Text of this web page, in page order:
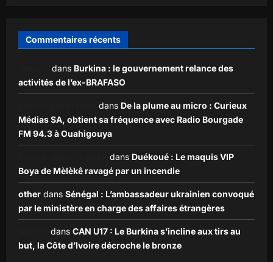
Commentaires récents
dans Burkina : le gouvernement relance des
activités de l’ex-BRAFASO
dans De la plume au micro : Curieux
Médias SA, obtient sa fréquence avec Radio Bourgade
FM 94.3 à Ouahigouya
dans Duékoué : Le maquis VIP
Boya de Mèlèkê ravagé par un incendie
other dans Sénégal : L’ambassadeur ukrainien convoqué
par le ministère en charge des affaires étrangères
dans CAN U17 : Le Burkina s’incline aux tirs au
but, la Côte d’Ivoire décroche le bronze